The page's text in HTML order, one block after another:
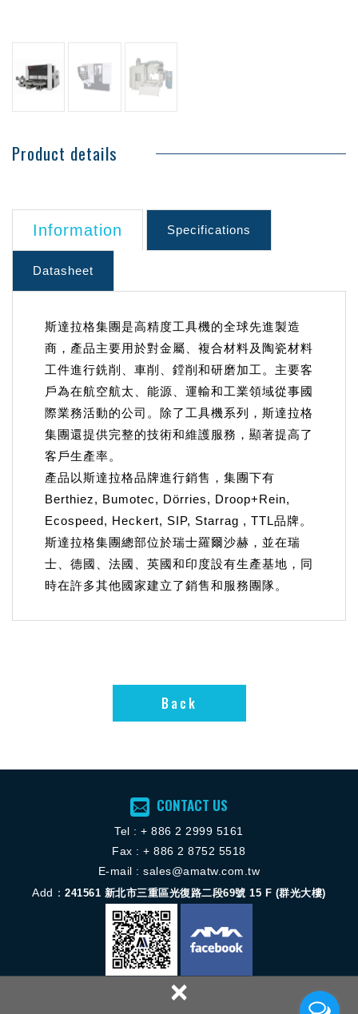
×
Product details
Information Specifications
Datasheet
斯達拉格集團是高精度工具機的全球先進製造
商，產品主要用於對金屬、複合材料及陶瓷材料
工件進行銑削、車削、鏜削和研磨加工。主要客
戶為在航空航太、能源、運輸和工業領域從事國
際業務活動的公司。除了工具機系列，斯達拉格
集團還提供完整的技術和維護服務，顯著提高了
客戶生產率。
產品以斯達拉格品牌進行銷售，集團下有
Berthiez, Bumotec, Dörries, Droop+Rein,
Ecospeed, Heckert, SIP, Starrag , TTL品牌。
斯達拉格集團總部位於瑞士羅爾沙赫，並在瑞
士、德國、法國、英國和印度設有生產基地，同
時在許多其他國家建立了銷售和服務團隊。
Back
CONTACT US
Tel : + 886 2 2999 5161
Fax : + 886 2 8752 5518
E-mail :sales@amatw.com.tw
Add：241561 新北市三重區光復路二段69號 15 F (群光大樓)
Copyright © 揚歐機械服務股份有限公司 All Rights Reserved. 網頁設計 │